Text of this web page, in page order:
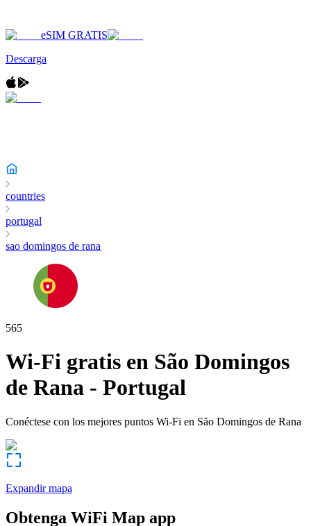
eSIM GRATIS
Descarga
countries
portugal
sao domingos de rana
565
Wi-Fi gratis en São Domingos
de Rana - Portugal
Conéctese con los mejores puntos Wi-Fi en São Domingos de Rana
Expandir mapa
Obtenga WiFi Map app